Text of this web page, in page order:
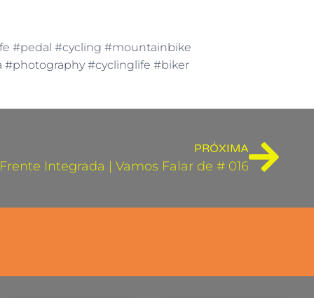
#pedal #cycling #mountainbike
#photography #cyclinglife #biker
PRÓXIMA
Frente Integrada | Vamos Falar de # 016